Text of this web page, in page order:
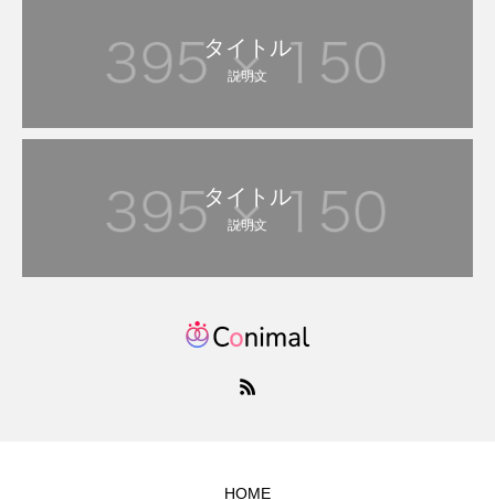
タイトル
説明文
タイトル
説明文
HOME